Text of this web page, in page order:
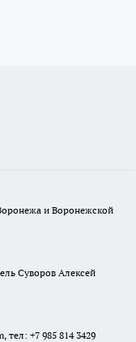
и Воронежской
Суворов Алексей
+7 985 814 3429